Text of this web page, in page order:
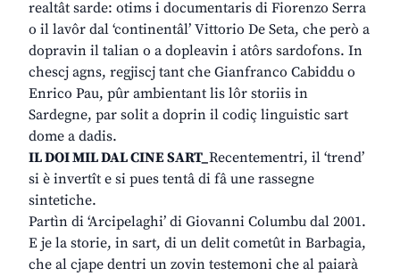
realtât sarde: otims i documentaris di Fiorenzo Serra
o il lavôr dal ‘continentâl’ Vittorio De Seta, che però a
dopravin il talian o a dopleavin i atôrs sardofons. In
chescj agns, regjiscj tant che Gianfranco Cabiddu o
Enrico Pau, pûr ambientant lis lôr storiis in
Sardegne, par solit a doprin il codiç linguistic sart
dome a dadis.
IL DOI MIL DAL CINE SART_Recentementri, il ‘trend’
si è invertît e si pues tentâ di fâ une rassegne
sintetiche.
Partìn di ‘Arcipelaghi’ di Giovanni Columbu dal 2001.
E je la storie, in sart, di un delit cometût in Barbagia,
che al cjape dentri un zovin testemoni che al paiarà